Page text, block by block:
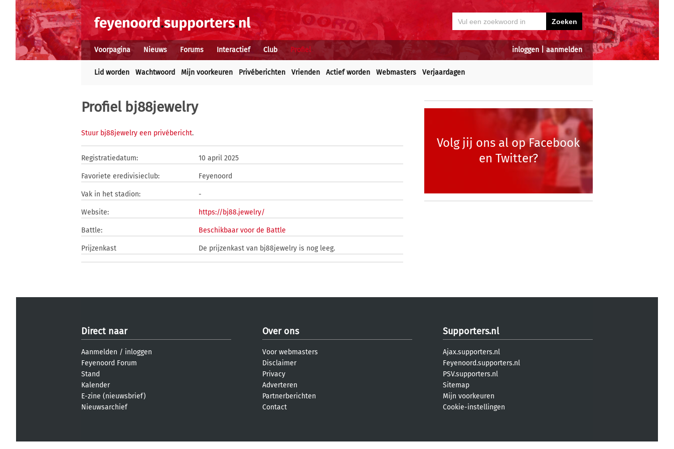
inloggen aanmelden
Voorpagina Nieuws Forums Interactief Club Profiel
Lid worden Wachtwoord Mijn voorkeuren Privéberichten Vrienden Actief worden Webmasters Verjaardagen
Profiel bj88jewelry
Stuur bj88jewelry een privébericht.
Registratiedatum: 10 april 2025
Favoriete eredivisieclub: Feyenoord
Vak in het stadion: -
Website: https://bj88.jewelry/
Battle: Beschikbaar voor de Battle
Prijzenkast De prijzenkast van bj88jewelry is nog leeg.
Volg jij ons al op Facebook
en Twitter?
Direct naar
Aanmelden / inloggen
Feyenoord Forum
Stand
Kalender
E-zine (nieuwsbrief)
Nieuwsarchief
Over ons
Voor webmasters
Disclaimer
Privacy
Adverteren
Partnerberichten
Contact
Supporters.nl
Ajax.supporters.nl
Feyenoord.supporters.nl
PSV.supporters.nl
Sitemap
Mijn voorkeuren
Cookie-instellingen